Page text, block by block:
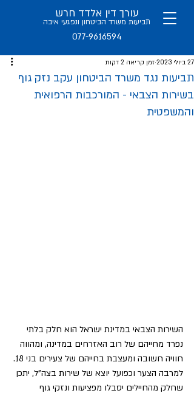
077-9616594
עורך דין אלדד חרש
תביעות משרד הביטחון ונפגעי איבה
תביעות נגד משרד הביטחון עקב נזק גוף
בשירות הצבאי - המורכבות הרפואית
והמשפטית
27 ביולי 2023 זמן קריאה 2 דקות
השירות הצבאי במדינת ישראל הוא חלק בלתי
נפרד מחייהם של רוב האזרחים במדינה, ומהווה
חוויה חשובה ומעצבת בחייהם של צעירים בני 18.
למרבה הצער וכפועל יוצא של שירות בצה"ל, יתכן
שחלק מהחיילים יסבלו מפציעות ונזקי גוף